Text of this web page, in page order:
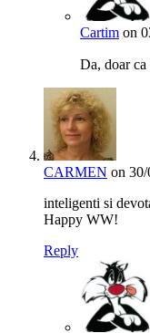
Cartim on
Da, doar
CARMEN on
inteligenti si
Happy WW!
Reply